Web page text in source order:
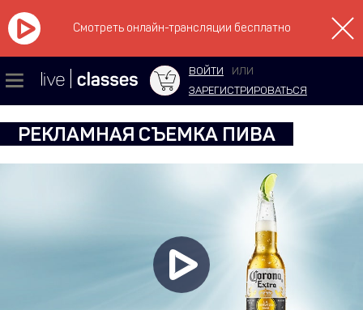
Смотреть онлайн-трансляции бесплатно
ВОЙТИ
ИЛИ
ЗАРЕГИСТРИРОВАТЬСЯ
РЕКЛАМНАЯ СЪЕМКА ПИВА